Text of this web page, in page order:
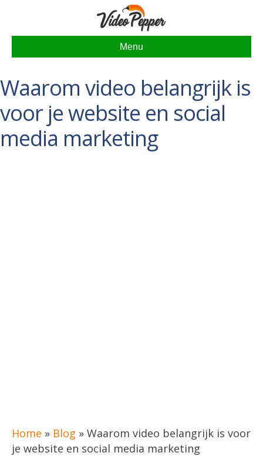
Menu
Waarom video belangrijk is
voor je website en social
media marketing
Home » Blog » Waarom video belangrijk is voor
je website en social media marketing